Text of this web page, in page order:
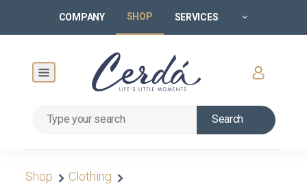
COMPANY SHOP SERVICES
Search
Shop Clothing